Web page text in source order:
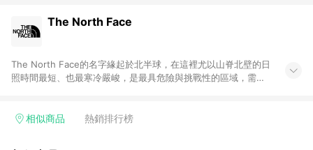
The North Face
The North Face的名字緣起於北半球，在這裡尤以山脊北壁的日
照時間最短、也最寒冷嚴峻，是最具危險與挑戰性的區域，需要
“探索永不停止Never Stop Exploring”也成為品牌永恆的精神口
相似商品 熱銷排行榜